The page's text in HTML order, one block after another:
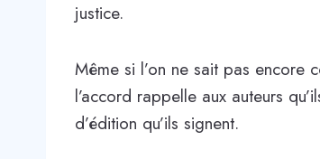
justice.
Même si l’on ne sait pas encore
l’accord rappelle aux auteurs
d’édition qu’ils signent.